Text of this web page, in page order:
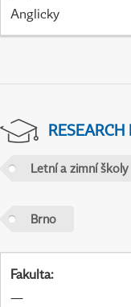
Anglicky
Letní a zimní školy
Brno
Fakulta:
—